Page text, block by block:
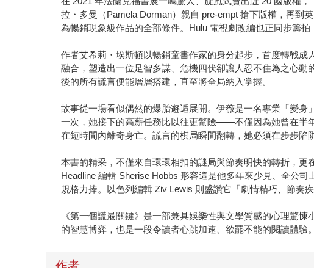
拉・多曼（Pamela Dorman）親自 pre-empt 搶下版權，再
為暢銷現象級作品的全部條件。Hulu 電視劇改編也正同步籌拍
作者艾希莉・埃斯頓以暢銷童書作家的身分起步，首度轉戰
融合，塑造出一位足智多謀、危機四伏卻讓人忍不住為之心
後的所有謊言便能層層搭建，直至將全局納入掌握。
故事從一場看似偶然的爆胎邂逅展開。伊薇是一名專業「變
一次，她接下的高薪任務比以往更驚險——不僅因為她曾在半
在短時間內離奇身亡。謊言的棋局瞬間翻轉，她必須在步步陷
本書的精采，不僅來自環環相扣的謎局與節奏明快的轉折，
Headline 編輯 Sherise Hobbs 形容這是他多年來少見、全公
規格力捧。以色列編輯 Ziv Lewis 則盛讚它「劇情精巧、節奏
《第一個謊最關鍵》是一部兼具娛樂性與文學質感的心理驚
的智慧博弈，也是一段令讀者心跳加速、欲罷不能的閱讀體驗